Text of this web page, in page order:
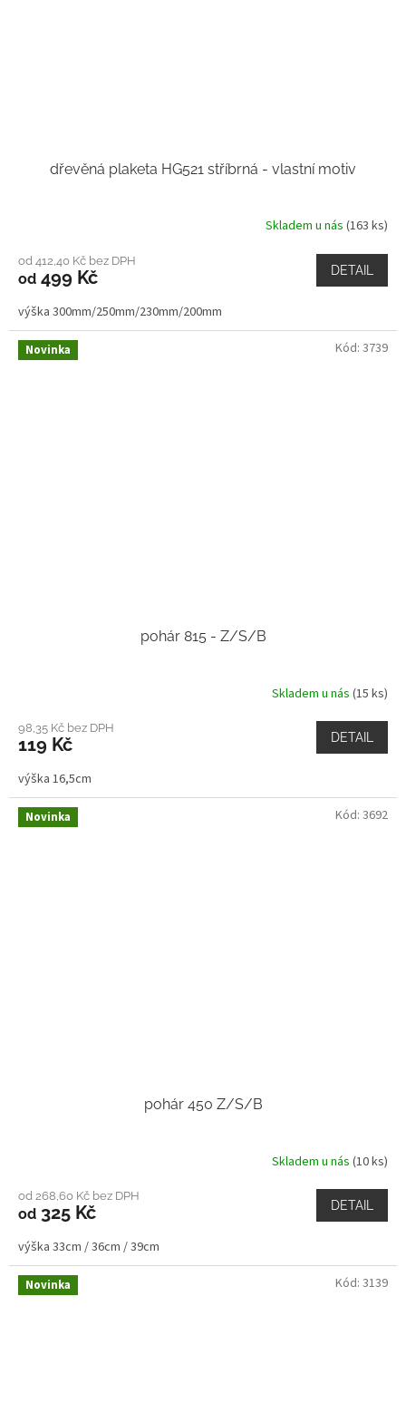
dřevěná plaketa HG521 stříbrná - vlastní motiv
Skladem u nás (163 ks)
od 412,40 Kč bez DPH
od 499 Kč DETAIL
výška 300mm/250mm/230mm/200mm
Novinka
pohár 815 - Z/S/B
Skladem u nás (15 ks)
98,35 Kč bez DPH
119 Kč DETAIL
výška 16,5cm
Kód: 3739
Novinka
pohár 450 Z/S/B
Skladem u nás (10 ks)
od 268,60 Kč bez DPH
od 325 Kč DETAIL
výška 33cm / 36cm / 39cm
Kód: 3692
Novinka Kód: 3139